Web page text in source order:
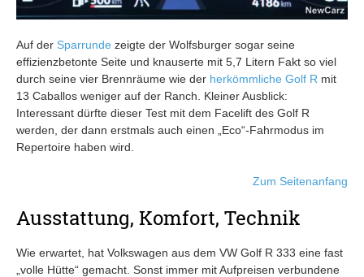
Auf der Sparrunde zeigte der Wolfsburger sogar seine
effizienzbetonte Seite und knauserte mit 5,7 Litern Fakt so viel
durch seine vier Brennräume wie der herkömmliche Golf R mit
13 Caballos weniger auf der Ranch. Kleiner Ausblick:
Interessant dürfte dieser Test mit dem Facelift des Golf R
werden, der dann erstmals auch einen „Eco“-Fahrmodus im
Repertoire haben wird.
Zum Seitenanfang
Ausstattung, Komfort, Technik
Wie erwartet, hat Volkswagen aus dem VW Golf R 333 eine fast
„volle Hütte“ gemacht. Sonst immer mit Aufpreisen verbundene